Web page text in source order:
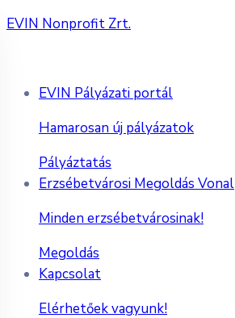
EVIN Nonprofit Zrt.
EVIN Pályázati portál
Hamarosan új pályázatok
Pályáztatás
Erzsébetvárosi Megoldás Vonal
Minden erzsébetvárosinak!
Megoldás
Kapcsolat
Elérhetőek vagyunk!